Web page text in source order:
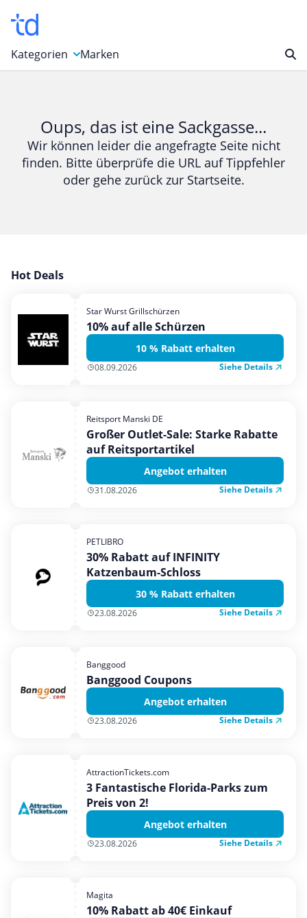
Kategorien
Bücher & Magazine
Computer & Elektronik
Entertainment & Media
Garten, Haushalt & Tiere
Mobilfunk & Internet
Mode & Accessoires
Shopping
Urlaub & Reise
Marken
Oups, das ist eine Sackgasse...
Wir können leider die angefragte Seite nicht
finden. Bitte überprüfe die URL auf Tippfehler
oder gehe zurück zur Startseite.
Hot Deals
Star Wurst Grillschürzen
10% auf alle Schürzen
10 % Rabatt erhalten
08.09.2026 Siehe Details
Reitsport Manski DE
Großer Outlet-Sale: Starke Rabatte
auf Reitsportartikel
Angebot erhalten
31.08.2026 Siehe Details
PETLIBRO
30% Rabatt auf INFINITY
Katzenbaum-Schloss
30 % Rabatt erhalten
23.08.2026 Siehe Details
Banggood
Banggood Coupons
Angebot erhalten
23.08.2026 Siehe Details
AttractionTickets.com
3 Fantastische Florida-Parks zum
Preis von 2!
Angebot erhalten
23.08.2026 Siehe Details
Magita
10% Rabatt ab 40€ Einkauf